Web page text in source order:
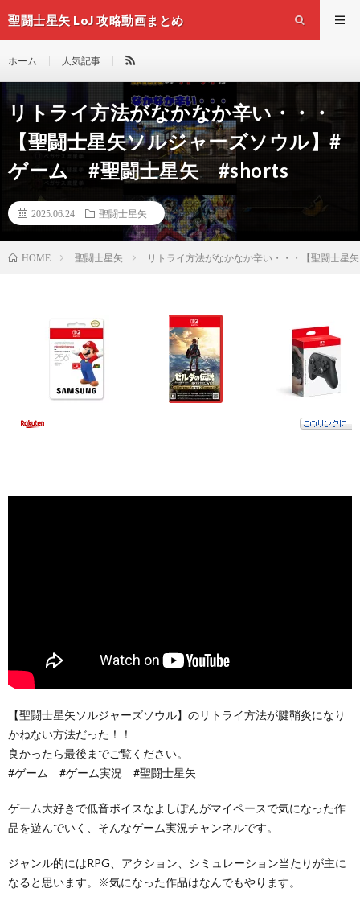
聖闘士星矢 LoJ 攻略動画まとめ
ホーム 人気記事
リトライ方法がなかなか辛い・・・
【聖闘士星矢ソルジャーズソウル】#
ゲーム #聖闘士星矢 #shorts
2025.06.24 聖闘士星矢
HOME 聖闘士星矢 リトライ方法がなかなか辛い・・・【聖闘士
【聖闘士星矢ソルジャーズソウル】のリトライ方法が腱鞘炎になり
かねない方法だった！！
良かったら最後までご覧ください。
#ゲーム #ゲーム実況 #聖闘士星矢
ゲーム大好きで低音ボイスなよしぽんがマイペースで気になった作
品を遊んでいく、そんなゲーム実況チャンネルです。
ジャンル的にはRPG、アクション、シミュレーション当たりが主に
なると思います。※気になった作品はなんでもやります。